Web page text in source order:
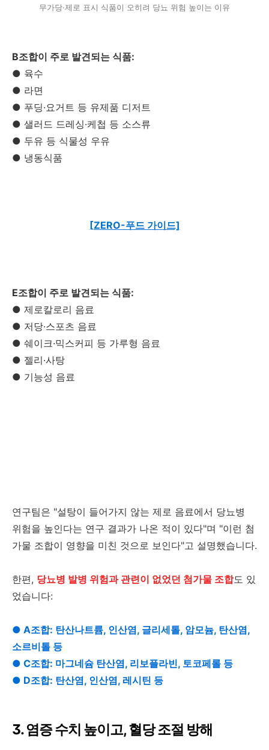
무가당·제로 표시 식품이 오히려 당뇨 위험 높이는 이유
B조합이 주로 발견되는 식품:
● 육수
● 라면
● 푸딩·요거트 등 유제품 디저트
● 샐러드 드레싱·케첩 등 소스류
● 두유 등 식물성 우유
● 냉동식품
[ZERO-푸드 가이드]
E조합이 주로 발견되는 식품:
● 제로칼로리 음료
● 저당·스포츠 음료
● 쉐이크·믹스커피 등 가루형 음료
● 젤리·사탕
● 기능성 음료
연구팀은 "설탕이 들어가지 않는 제로 음료에서 당뇨병
위험을 높인다는 연구 결과가 나온 적이 있다"며 "이런 첨
가물 조합이 영향을 미친 것으로 보인다"고 설명했습니다.
한편, 당뇨병 발병 위험과 관련이 없었던 첨가물 조합도 있
었습니다:
● A조합: 탄산나트륨, 인산염, 글리세톨, 암모늄, 탄산염,
소르비톨 등
● C조합: 마그네슘 탄산염, 리보플라빈, 토코페롤 등
● D조합: 탄산염, 인산염, 레시틴 등
3. 염증 수치 높이고, 혈당 조절 방해